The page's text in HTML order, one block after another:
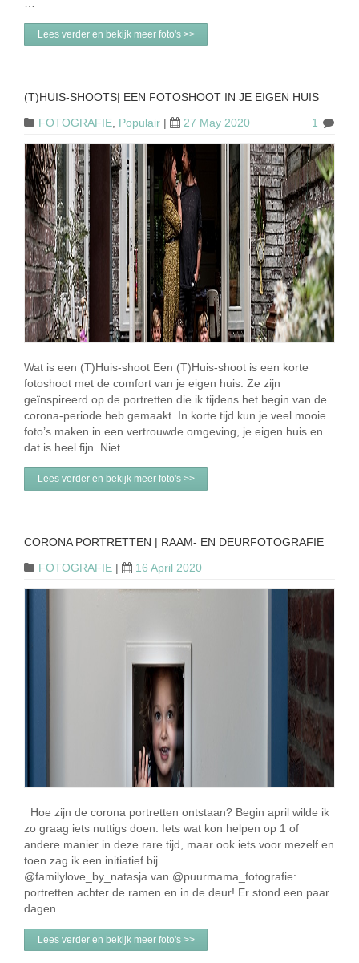
Lees verder en bekijk meer foto's >>
(T)HUIS-SHOOTS| EEN FOTOSHOOT IN JE EIGEN HUIS
FOTOGRAFIE, Populair | 27 May 2020 1
Wat is een (T)Huis-shoot Een (T)Huis-shoot is een korte
fotoshoot met de comfort van je eigen huis. Ze zijn
geïnspireerd op de portretten die ik tijdens het begin van de
corona-periode heb gemaakt. In korte tijd kun je veel mooie
foto’s maken in een vertrouwde omgeving, je eigen huis en
dat is heel fijn. Niet …
Lees verder en bekijk meer foto's >>
CORONA PORTRETTEN | RAAM- EN DEURFOTOGRAFIE
FOTOGRAFIE | 16 April 2020
Hoe zijn de corona portretten ontstaan? Begin april wilde ik
zo graag iets nuttigs doen. Iets wat kon helpen op 1 of
andere manier in deze rare tijd, maar ook iets voor mezelf en
toen zag ik een initiatief bij
@familylove_by_natasja van @puurmama_fotografie:
portretten achter de ramen en in de deur! Er stond een paar
dagen …
Lees verder en bekijk meer foto's >>